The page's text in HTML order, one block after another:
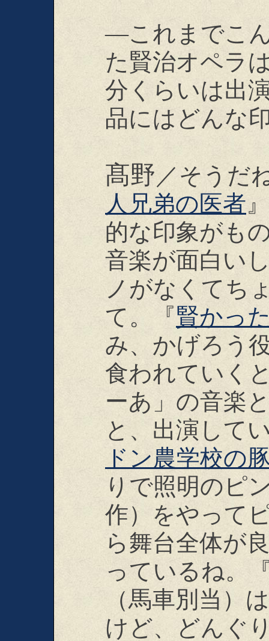
―これまでこ
た賢治オペラ
分くらいは出
品にはどんな
髙野 ／そうだ
人兄弟の医者
的な印象がも
音楽が面白い
ノがなくてち
て。『賢かっ
み、かげろう
食われていく
ーあ」の音楽
と、出演して
ドン農学校の
りで照明のピ
作）をやって
ら舞台全体が
っているね。
（馬車別当）
けど、どんぐ